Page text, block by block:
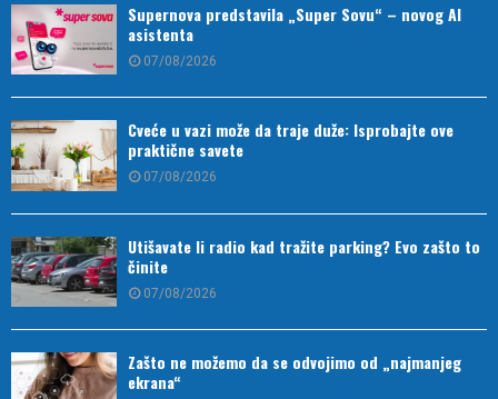
Supernova predstavila „Super Sovu“ – novog AI
asistenta
07/08/2026
Cveće u vazi može da traje duže: Isprobajte ove
praktične savete
07/08/2026
Utišavate li radio kad tražite parking? Evo zašto to
činite
07/08/2026
Zašto ne možemo da se odvojimo od „najmanjeg
ekrana“